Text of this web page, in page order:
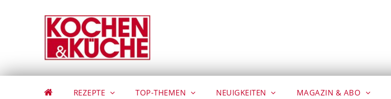
REZEPTE TOP-THEMEN NEUIGKEITEN MAGAZIN & ABO